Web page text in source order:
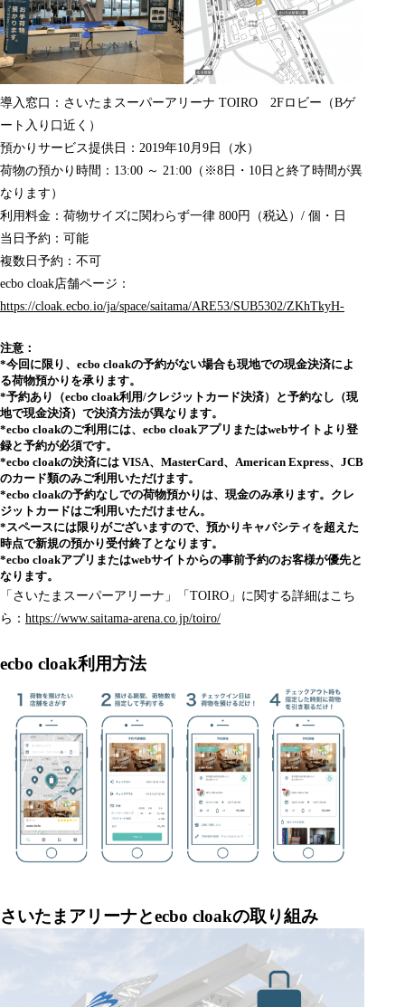
導入窓口：さいたまスーパーアリーナ TOIRO 2Fロビー（Bゲ
ート入り口近く）
預かりサービス提供日：2019年10月9日（水）
荷物の預かり時間：13:00 ～ 21:00（※8日・10日と終了時間が異
なります）
利用料金：荷物サイズに関わらず一律 800円（税込）/ 個・日
当日予約：可能
複数日予約：不可
ecbo cloak店舗ページ：
https://cloak.ecbo.io/ja/space/saitama/ARE53/SUB5302/ZKhTkyH-
注意：
*今回に限り、ecbo cloakの予約がない場合も現地での現金決済によ
る荷物預かりを承ります。
*予約あり（ecbo cloak利用/クレジットカード決済）と予約なし（現
地で現金決済）で決済方法が異なります。
*ecbo cloakのご利用には、ecbo cloakアプリまたはwebサイトより登
録と予約が必須です。
*ecbo cloakの決済には VISA、MasterCard、American Express、JCB
のカード類のみご利用いただけます。
*ecbo cloakの予約なしでの荷物預かりは、現金のみ承ります。クレ
ジットカードはご利用いただけません。
*スペースには限りがございますので、預かりキャパシティを超えた
時点で新規の預かり受付終了となります。
*ecbo cloakアプリまたはwebサイトからの事前予約のお客様が優先と
なります。
「さいたまスーパーアリーナ」「TOIRO」に関する詳細はこち
ら： https://www.saitama-arena.co.jp/toiro/
ecbo cloak利用方法
さいたまアリーナとecbo cloakの取り組み